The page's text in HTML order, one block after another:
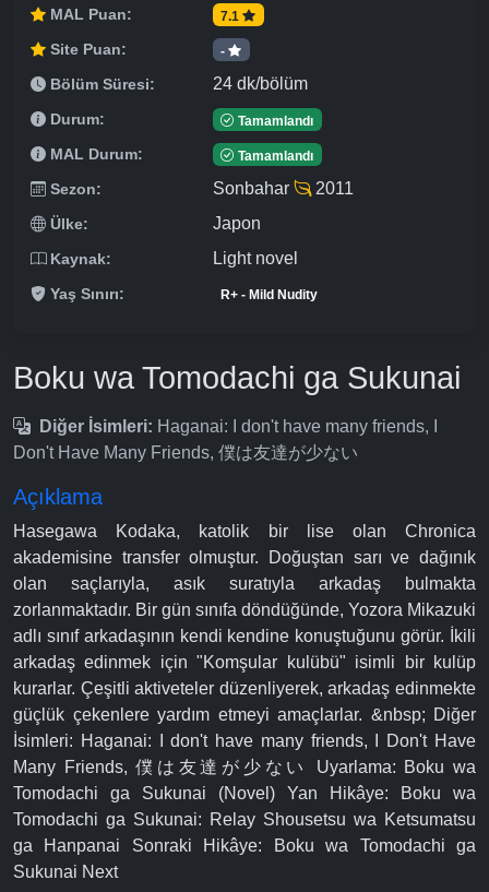
MAL Puan: 7.1
Site Puan: -
Bölüm Süresi: 24 dk/bölüm
Durum: Tamamlandı
MAL Durum: Tamamlandı
Sezon: Sonbahar 2011
Ülke: Japon
Kaynak: Light novel
Yaş Sınırı: R+ - Mild Nudity
Boku wa Tomodachi ga Sukunai
Diğer İsimleri: Haganai: I don't have many friends, I
Don't Have Many Friends, 僕は友達が少ない
Açıklama
Hasegawa Kodaka, katolik bir lise olan Chronica
akademisine transfer olmuştur. Doğuştan sarı ve dağınık
olan saçlarıyla, asık suratıyla arkadaş bulmakta
zorlanmaktadır. Bir gün sınıfa döndüğünde, Yozora Mikazuki
adlı sınıf arkadaşının kendi kendine konuştuğunu görür. İkili
arkadaş edinmek için "Komşular kulübü" isimli bir kulüp
kurarlar. Çeşitli aktiveteler düzenliyerek, arkadaş edinmekte
güçlük çekenlere yardım etmeyi amaçlarlar. &nbsp; Diğer
İsimleri: Haganai: I don't have many friends, I Don't Have
Many Friends, 僕は友達が少ない Uyarlama: Boku wa
Tomodachi ga Sukunai (Novel) Yan Hikâye: Boku wa
Tomodachi ga Sukunai: Relay Shousetsu wa Ketsumatsu
ga Hanpanai Sonraki Hikâye: Boku wa Tomodachi ga
Sukunai Next